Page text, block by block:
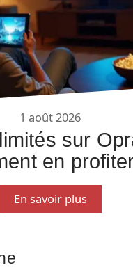
1 août 2026
sur
en
En savoir plus